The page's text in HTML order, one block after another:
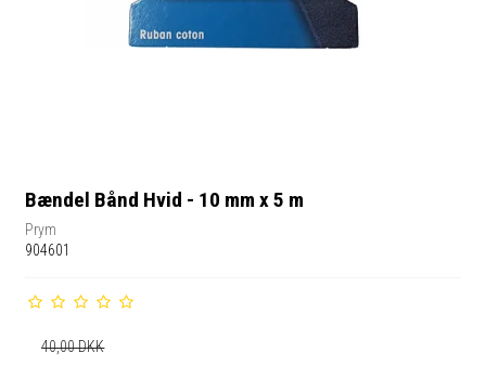
Bændel Bånd Hvid - 10 mm x 5 m
Prym
904601
40,00 DKK